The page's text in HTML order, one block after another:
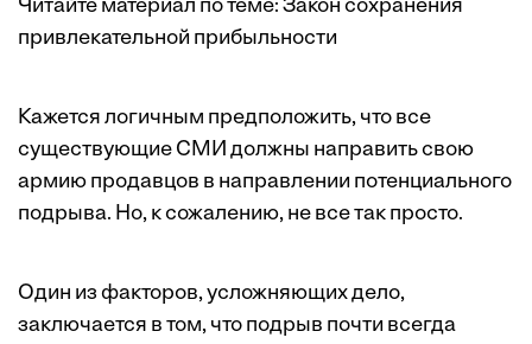
Читайте материал по теме: Закон сохранения
привлекательной прибыльности
Кажется логичным предположить, что все
существующие СМИ должны направить свою
армию продавцов в направлении потенциального
подрыва. Но, к сожалению, не все так просто.
Один из факторов, усложняющих дело,
заключается в том, что подрыв почти всегда